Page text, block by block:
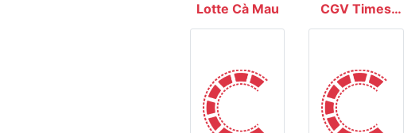
Lotte Cà Mau
CGV Times
City